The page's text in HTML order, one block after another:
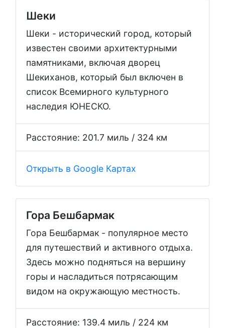
Шеки
Шеки - исторический город, который
известен своими архитектурными
памятниками, включая дворец
Шекиханов, который был включен в
список Всемирного культурного
наследия ЮНЕСКО.
Расстояние: 201.7 миль / 324 км
Открыть в Google Картах
Гора Бешбармак
Гора Бешбармак - популярное место
для путешествий и активного отдыха.
Здесь можно подняться на вершину
горы и насладиться потрясающим
видом на окружающую местность.
Расстояние: 139.4 миль / 224 км